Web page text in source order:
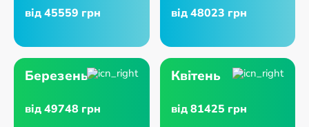
від 45559 грн від 48023 грн
Березень
від 49748 грн
Квітень
від 81425 грн